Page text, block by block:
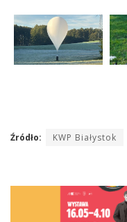
Źródło: KWP Białystok